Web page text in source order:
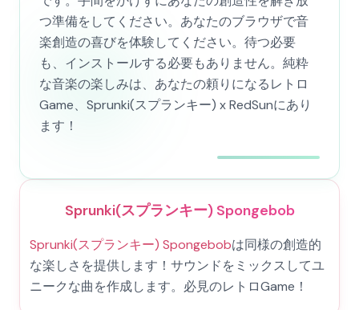
つ準備をしてください。あなたのブラウザで音
楽創造の喜びを体験してください。待つ必要
も、インストールする必要もありません。純粋
な音楽の楽しみは、あなたの頼りになるレトロ
Game、Sprunki(スプランキー) x RedSunにあり
ます！
Sprunki(スプランキー) Spongebob
Sprunki(スプランキー) Spongebobは同様の創造的
な楽しさを提供します！サウンドをミックスしてユ
ニークな曲を作成します。必見のレトロGame！